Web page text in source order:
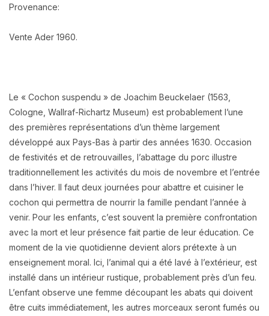
Provenance:
Vente Ader 1960.
Le « Cochon suspendu » de Joachim Beuckelaer (1563,
Cologne, Wallraf-Richartz Museum) est probablement l’une
des premières représentations d’un thème largement
développé aux Pays-Bas à partir des années 1630. Occasion
de festivités et de retrouvailles, l’abattage du porc illustre
traditionnellement les activités du mois de novembre et l’entrée
dans l’hiver. Il faut deux journées pour abattre et cuisiner le
cochon qui permettra de nourrir la famille pendant l’année à
venir. Pour les enfants, c’est souvent la première confrontation
avec la mort et leur présence fait partie de leur éducation. Ce
moment de la vie quotidienne devient alors prétexte à un
enseignement moral. Ici, l’animal qui a été lavé à l’extérieur, est
installé dans un intérieur rustique, probablement près d’un feu.
L’enfant observe une femme découpant les abats qui doivent
être cuits immédiatement, les autres morceaux seront fumés ou